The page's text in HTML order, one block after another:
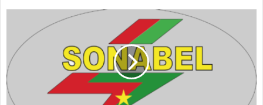
p
r
o
m
B
E
L